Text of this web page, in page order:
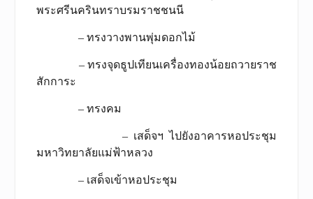
พระศรีนครินทราบรมราชชนนี
– ทรงวางพานพุ่มดอกไม้
– ทรงจุดธูปเทียนเครื่องทองน้อยถวายราช
สักการะ
– ทรงคม
– เสด็จฯ ไปยังอาคารหอประชุม
มหาวิทยาลัยแม่ฟ้าหลวง
– เสด็จเข้าหอประชุม